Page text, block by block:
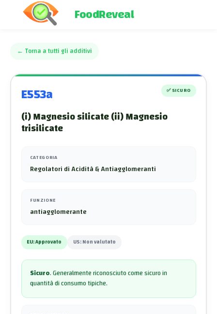
FoodReveal
← Torna a tutti gli additivi
E553a ✅SICURO
(i) Magnesio silicate (ii) Magnesio
trisilicate
CATEGORIA
Regolatori di Acidità & Antiagglomeranti
FUNZIONE
antiagglomerante
EU:Approvato US:Non valutato
Sicuro.Generalmente riconosciuto come sicuro in
quantità di consumo tipiche.